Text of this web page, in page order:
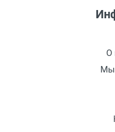
Доставляем
Сдэк до
Доставка
О
Мы